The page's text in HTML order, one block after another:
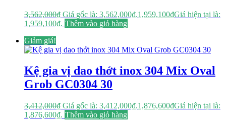
3,562,000₫ Giá gốc là: 3,562,000₫.1,959,100₫Giá hiện tại là:
1,959,100₫. Thêm vào giỏ hàng
Giảm giá!
Kệ gia vị dao thớt inox 304 Mix Oval
Grob GC0304 30
3,412,000₫ Giá gốc là: 3,412,000₫.1,876,600₫Giá hiện tại là:
1,876,600₫. Thêm vào giỏ hàng